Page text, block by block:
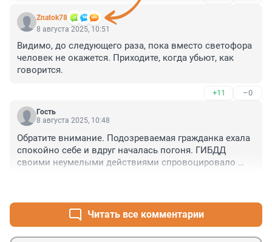
Znatok78
8 августа 2025, 10:51
Видимо, до следующего раза, пока вместо светофора
человек не окажется. Приходите, когда убьют, как
говорится.
+11 –0
Гость
8 августа 2025, 10:48
Обратите внимание. Подозреваемая гражданка ехала
спокойно себе и вдруг началась погоня. ГИБДД
своими неумелыми действиями спровоцировало
сотрудников ? ГИДД - останавливать автомобили вы
должны безопасно. Не можете работать - вон со
службы.
Читать все комментарии